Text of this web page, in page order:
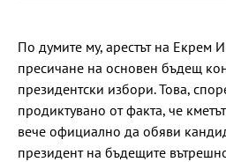
По думите му, арестът на Екрем
пресичане на основен бъдещ
президентски избори. Това,
продиктувано от факта, че
вече официално да обяви
президент на бъдещите